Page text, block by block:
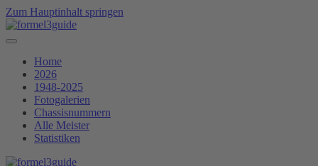
Zum Hauptinhalt springen
Home
2026
1948-2025
Fotogalerien
Chassisnummern
Alle Meister
Statistiken